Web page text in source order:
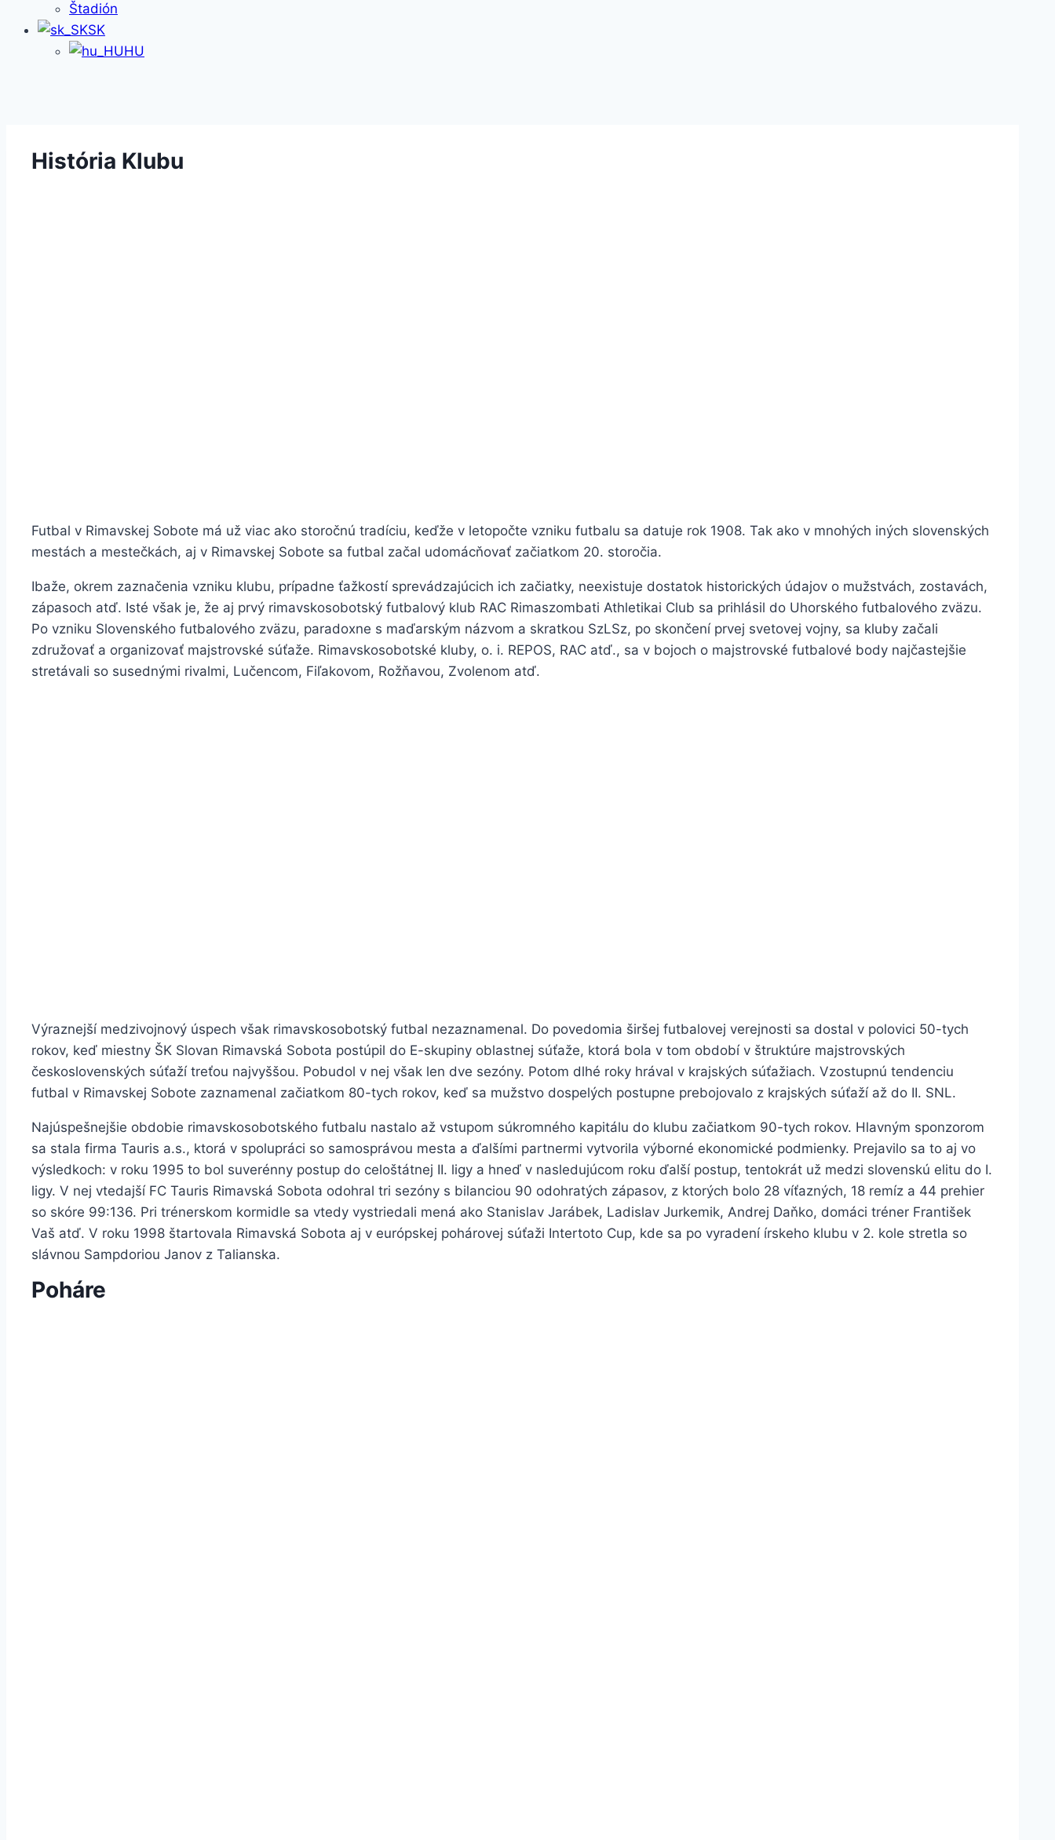
Štadión
SK
HU
História Klubu
Futbal v Rimavskej Sobote má už viac ako storočnú tradíciu, keďže v letopočte vzniku futbalu sa datuje rok 1908. Tak ako v mnohých iných slovenských
mestách a mestečkách, aj v Rimavskej Sobote sa futbal začal udomácňovať začiatkom 20. storočia.
Ibaže, okrem zaznačenia vzniku klubu, prípadne ťažkostí sprevádzajúcich ich začiatky, neexistuje dostatok historických údajov o mužstvách, zostavách,
zápasoch atď. Isté však je, že aj prvý rimavskosobotský futbalový klub RAC Rimaszombati Athletikai Club sa prihlásil do Uhorského futbalového zväzu.
Po vzniku Slovenského futbalového zväzu, paradoxne s maďarským názvom a skratkou SzLSz, po skončení prvej svetovej vojny, sa kluby začali
združovať a organizovať majstrovské súťaže. Rimavskosobotské kluby, o. i. REPOS, RAC atď., sa v bojoch o majstrovské futbalové body najčastejšie
stretávali so susednými rivalmi, Lučencom, Fiľakovom, Rožňavou, Zvolenom atď.
Výraznejší medzivojnový úspech však rimavskosobotský futbal nezaznamenal. Do povedomia širšej futbalovej verejnosti sa dostal v polovici 50-tych
rokov, keď miestny ŠK Slovan Rimavská Sobota postúpil do E-skupiny oblastnej súťaže, ktorá bola v tom období v štruktúre majstrovských
československých súťaží treťou najvyššou. Pobudol v nej však len dve sezóny. Potom dlhé roky hrával v krajských súťažiach. Vzostupnú tendenciu
futbal v Rimavskej Sobote zaznamenal začiatkom 80-tych rokov, keď sa mužstvo dospelých postupne prebojovalo z krajských súťaží až do II. SNL.
Najúspešnejšie obdobie rimavskosobotského futbalu nastalo až vstupom súkromného kapitálu do klubu začiatkom 90-tych rokov. Hlavným sponzorom
sa stala firma Tauris a.s., ktorá v spolupráci so samosprávou mesta a ďalšími partnermi vytvorila výborné ekonomické podmienky. Prejavilo sa to aj vo
výsledkoch: v roku 1995 to bol suverénny postup do celoštátnej II. ligy a hneď v nasledujúcom roku ďalší postup, tentokrát už medzi slovenskú elitu do I.
ligy. V nej vtedajší FC Tauris Rimavská Sobota odohral tri sezóny s bilanciou 90 odohratých zápasov, z ktorých bolo 28 víťazných, 18 remíz a 44 prehier
so skóre 99:136. Pri trénerskom kormidle sa vtedy vystriedali mená ako Stanislav Jarábek, Ladislav Jurkemik, Andrej Daňko, domáci tréner František
Vaš atď. V roku 1998 štartovala Rimavská Sobota aj v európskej pohárovej súťaži Intertoto Cup, kde sa po vyradení írskeho klubu v 2. kole stretla so
slávnou Sampdoriou Janov z Talianska.
Poháre